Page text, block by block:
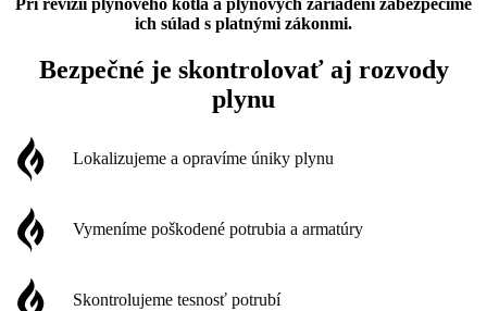
Pri revízii plynového kotla a plynových zariadení zabezpečíme
ich súlad s platnými zákonmi.
Bezpečné je skontrolovať aj rozvody
plynu
Lokalizujeme a opravíme úniky plynu
Vymeníme poškodené potrubia a armatúry
Skontrolujeme tesnosť potrubí